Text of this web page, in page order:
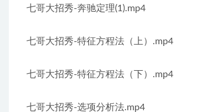
七哥大招秀-奔驰定理(1).mp4
七哥大招秀-特征方程法（上）.mp4
七哥大招秀-特征方程法（下）.mp4
七哥大招秀-选项分析法.mp4